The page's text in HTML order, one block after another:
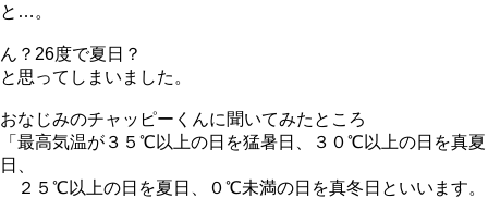
と…。
ん？26度で夏日？
と思ってしまいました。
おなじみのチャッピーくんに聞いてみたところ
「最高気温が３５℃以上の日を猛暑日、３０℃以上の日を真夏
日、
２５℃以上の日を夏日、０℃未満の日を真冬日といいます。